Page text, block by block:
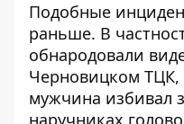
Подобные
раньше. В
обнародовали
Черновицком ТЦК,
мужчина избивал
наручниках